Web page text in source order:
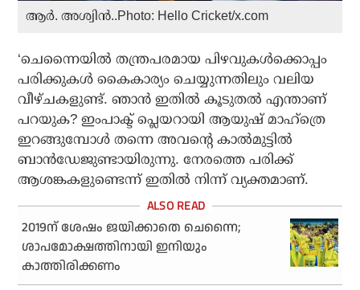
ആർ. അശ്വിൻ..Photo: Hello Cricket/x.com
‘ചെന്നൈയില്‍ തന്ത്രപരമായ പിഴവുകള്‍ക്കൊപ്പം
പരിക്കുകള്‍ കൈകാര്യം ചെയ്യുന്നതിലും വലിയ
വീഴ്ചകളുണ്ട്. ഞാന്‍ ഇതില്‍ കൂടുതല്‍ എന്താണ്
പറയുക? ഇംപാക്ട് പ്ലെയറായി ആയുഷ് മാഹ്‌ത്രെ
ഇറങ്ങുമ്പോള്‍ തന്നെ അവന്റെ കാല്‍മുട്ടില്‍
ബാന്‍ഡേജുണ്ടായിരുന്നു. നേരത്തെ പരിക്ക്
ആശങ്കകളുണ്ടെന്ന് ഇതില്‍ നിന്ന് വ്യക്തമാണ്.
2019ന് ശേഷം ജയിക്കാതെ ചെന്നൈ;
ശാപമോക്ഷത്തിനായി ഇനിയും
കാത്തിരിക്കണം